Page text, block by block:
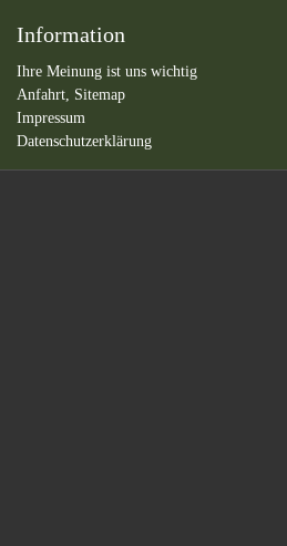
Information
Ihre Meinung ist uns wichtig
Anfahrt, Sitemap
Impressum
Datenschutzerklärung